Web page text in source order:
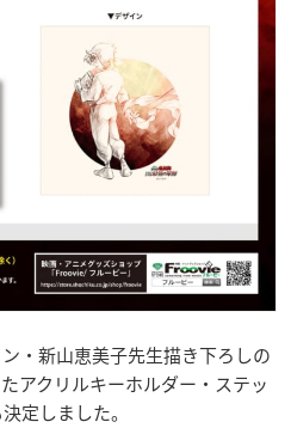
・新山恵美子先生描き下ろしの
アクリルキーホルダー・ステッ
定しました。